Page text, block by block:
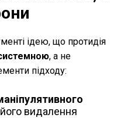
ідею, що протидія
, а не
підходу:
видалення